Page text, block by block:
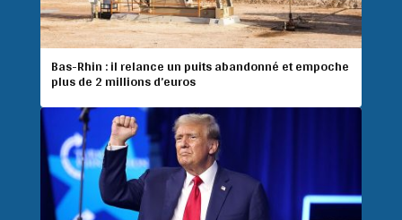
Bas-Rhin : il relance un puits abandonné et empoche
plus de 2 millions d’euros